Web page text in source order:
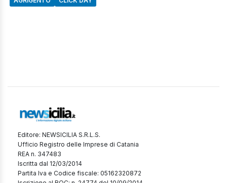
Editore: NEWSICILIA S.R.L.S.
Ufficio Registro delle Imprese di Catania
REA n. 347483
Iscritta dal 12/03/2014
Partita Iva e Codice fiscale: 05162320872